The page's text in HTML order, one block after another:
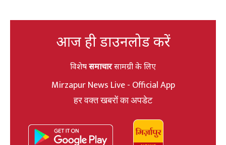
आज ही डाउनलोड करें
विशेषसमाचारसामग्री के लिए
Mirzapur News Live - Official App
हर वक्त खबरों का अपडेट